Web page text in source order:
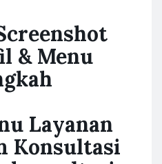
& Menu
Layanan
Konsultasi